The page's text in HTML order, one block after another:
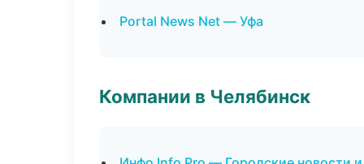
Portal News Net — Уфа
Компании в Челябинск